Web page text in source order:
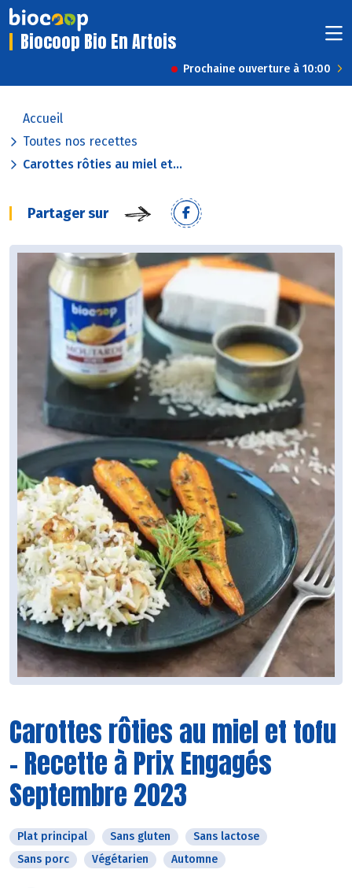
Biocoop Bio En Artois
Prochaine ouverture à 10:00
Accueil
Toutes nos recettes
Carottes rôties au miel et...
Partager sur
Carottes rôties au miel et tofu
- Recette à Prix Engagés
Septembre 2023
Plat principal Sans gluten
Sans lactose
Sans porc
Végétarien Automne